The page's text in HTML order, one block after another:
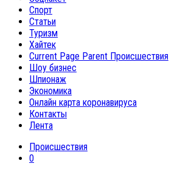
Спорт
Статьи
Туризм
Хайтек
Current Page Parent Происшествия
Шоу бизнес
Шпионаж
Экономика
Онлайн карта коронавируса
Контакты
Лента
Происшествия
0